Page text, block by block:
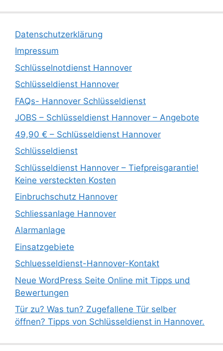
Datenschutzerklärung
Impressum
Schlüsselnotdienst Hannover
Schlüsseldienst Hannover
FAQs- Hannover Schlüsseldienst
JOBS – Schlüsseldienst Hannover – Angebote
49,90 € – Schlüsseldienst Hannover
Schlüsseldienst
Schlüsseldienst Hannover – Tiefpreisgarantie!
Keine versteckten Kosten
Einbruchschutz Hannover
Schliessanlage Hannover
Alarmanlage
Einsatzgebiete
Schluesseldienst-Hannover-Kontakt
Neue WordPress Seite Online mit Tipps und
Bewertungen
Tür zu? Was tun? Zugefallene Tür selber
öffnen? Tipps von Schlüsseldienst in Hannover.